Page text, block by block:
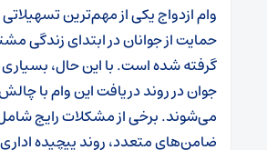
وام ازدواج یکی از مهم‌ترین
حمایت از جوانان در ابتدای زندگی
گرفته شده است. با این حال،
جوان در روند دریافت این وام با
می‌شوند. برخی از مشکلات رایج شامل
ضامن‌های متعدد، روند پیچیده اداری